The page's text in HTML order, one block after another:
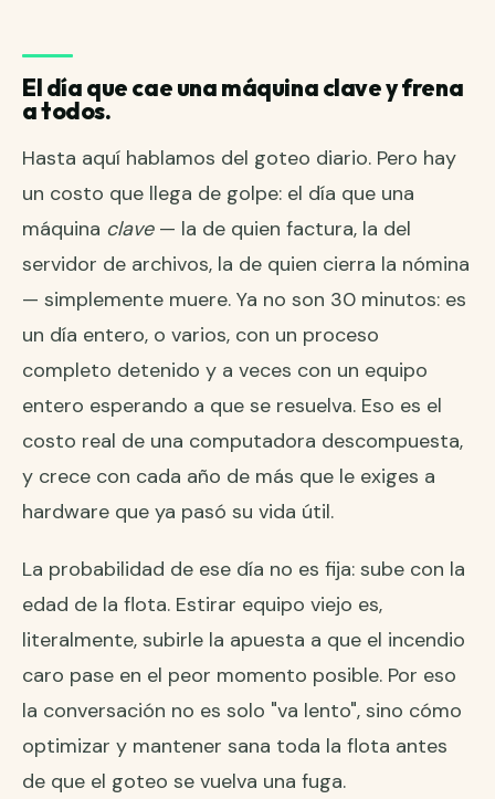
El día que cae una máquina clave y frena
a todos.
Hasta aquí hablamos del goteo diario. Pero hay
un costo que llega de golpe: el día que una
máquina clave— la de quien factura, la del
servidor de archivos, la de quien cierra la nómina
— simplemente muere. Ya no son 30 minutos: es
un día entero, o varios, con un proceso
completo detenido y a veces con un equipo
entero esperando a que se resuelva. Eso es el
costo real de una computadora descompuesta,
y crece con cada año de más que le exiges a
hardware que ya pasó su vida útil.
La probabilidad de ese día no es fija: sube con la
edad de la flota. Estirar equipo viejo es,
literalmente, subirle la apuesta a que el incendio
caro pase en el peor momento posible. Por eso
la conversación no es solo "va lento", sino cómo
optimizar y mantener sana toda la flota antes
de que el goteo se vuelva una fuga.